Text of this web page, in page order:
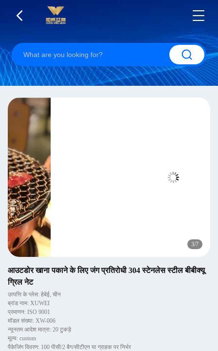
4/7
आउटडोर खाना पकाने के लिए जंग प्रतिरोधी 304 स्टेनलेस स्टील बीबीक्यू
ग्रिल नेट
उत्पत्ति के प्लेस: हेबेई, चीन
ब्रांड नाम: XUWEI
प्रमाणन: ISO 9001
मॉडल संख्या: XW-006
न्यूनतम आदेश मात्रा: 20 टुकड़े
मूल्य: custom
पैकेजिंग विवरण: 100 पीसी/2 बैग/सीटीएन या ग्राहक पर निर्भर